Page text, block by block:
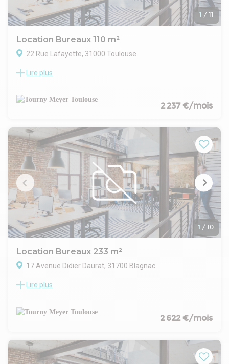
1 / 11
Location Bureaux 110 m²
22 Rue Lafayette, 31000 Toulouse
TOURNY MEYER vous propose une surface de bureaux
Toulouse entre Place Wilson et Place du Capitole.
Surface située au 1er étage d'un immeuble mixte et
La climatisation réversible vient compléter cette offre.
Lire plus
2 237 €/mois
1 / 10
Location Bureaux 233 m²
17 Avenue Didier Daurat, 31700 Blagnac
ZONE AÉROPORTUAIRE TOULOUSE BLAGNAC - TOURNY
une dernière surface de bureaux à louer en RDC de 233 m².
Six places de parking extérieurs et deux places intérieures
Lire plus
2 622 €/mois